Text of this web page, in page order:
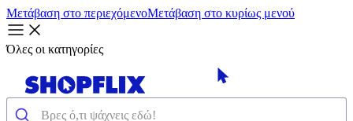
Μετάβαση στο περιεχόμενοΜετάβαση στο κυρίως μενού
Όλες οι κατηγορίες